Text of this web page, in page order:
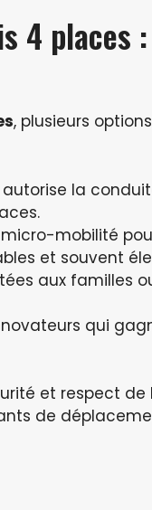
4 places
, plusieurs
autorise la
mobilité
et souvent
aux familles
qui
et respect de
de